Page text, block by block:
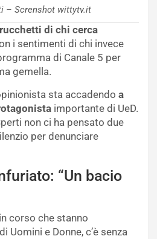
– Screnshot wittytv.it
di chi cerca
i sentimenti di chi invece
di Canale 5 per
gemella.
sta accadendo a
importante di UeD.
non ci ha pensato due
per denunciare
“Un bacio
corso che stanno
Uomini e Donne, c’è senza